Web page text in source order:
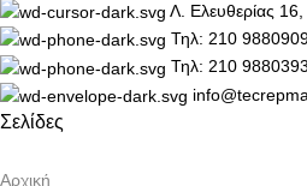
Λ. Ελευθερίας
Τηλ: 210
Τηλ: 210 9880393
Σελίδες
Αρχική